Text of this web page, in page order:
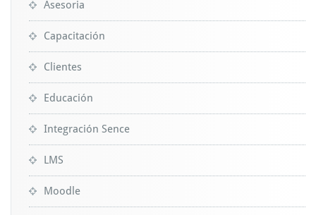
Asesoria
Capacitación
Clientes
Educación
Integración Sence
LMS
Moodle